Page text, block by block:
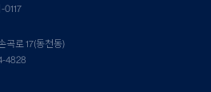
0117
곡로 17(동천동)
4828